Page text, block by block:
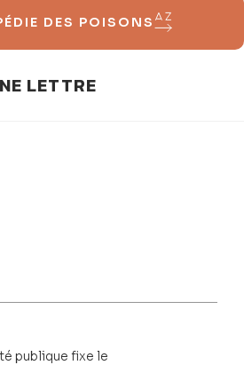
DES POISONS
LETTRE
publique fixe le